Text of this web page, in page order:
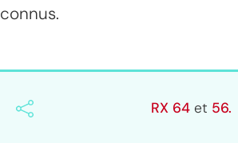
connus.
RX 64et 56.